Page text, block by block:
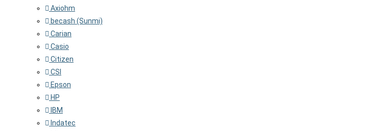
Axiohm
becash (Sunmi)
Carian
Casio
Citizen
CSI
Epson
HP
IBM
Indatec